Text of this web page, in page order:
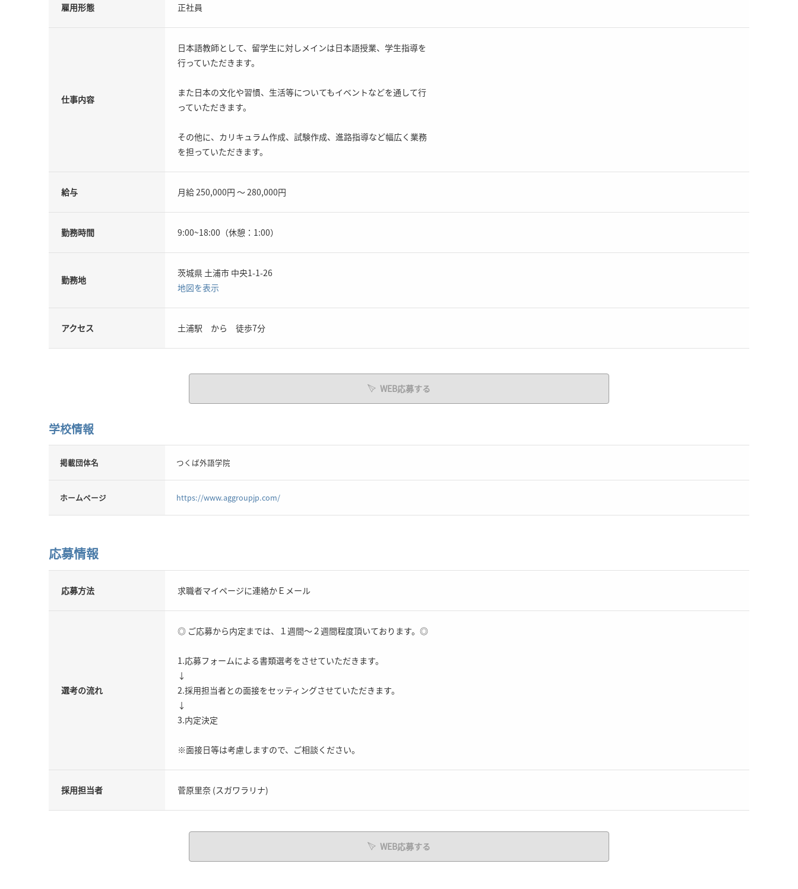
雇用形態 正社員
仕事内容
日本語教師として、留学生に対しメインは日本語授業、学生指導を
行っていただきます。
また日本の文化や習慣、生活等についてもイベントなどを通して行
っていただきます。
その他に、カリキュラム作成、試験作成、進路指導など幅広く業務
を担っていただきます。
給与 月給 250,000円 ～ 280,000円
勤務時間 9:00~18:00（休憩：1:00）
勤務地
茨城県 土浦市 中央1-1-26
地図を表示
アクセス 土浦駅 から 徒歩7分
WEB応募する
学校情報
掲載団体名 つくば外語学院
ホームページ https://www.aggroupjp.com/
応募情報
応募方法 求職者マイページに連絡かＥメール
選考の流れ
◎ ご応募から内定までは、１週間～２週間程度頂いております。◎
1.応募フォームによる書類選考をさせていただきます。
↓
2.採用担当者との面接をセッティングさせていただきます。
↓
3.内定決定
※面接日等は考慮しますので、ご相談ください。
採用担当者 菅原里奈 (スガワラリナ)
WEB応募する